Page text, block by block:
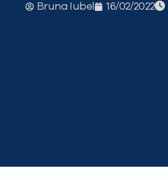
Bruna Iubel 16/02/2022